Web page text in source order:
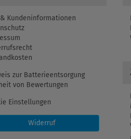
& Kundeninformationen
zur Batterieentsorgung
von Bewertungen
Einstellungen
Widerruf